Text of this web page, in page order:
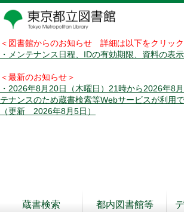
＜図書館からのお知らせ 詳細は以下をクリッ
・メンテナンス日程、IDの有効期限、資料の表
＜最新のお知らせ＞
・2026年8月20日（木曜日）21時から2026年8
テナンスのため蔵書検索等Webサービスが利用で
（更新 2026年8月5日）
蔵書検索
都内図書館等